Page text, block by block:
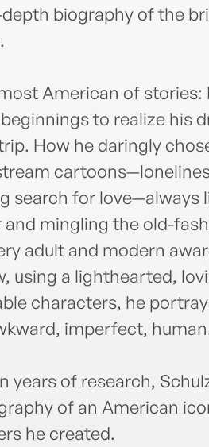
biography of the
American of
to realize his
How he daringly
search for love—always
and mingling the old-
adult and modern
using a lighthearted,
characters, he
imperfect,
years of research,
of an American
he created.